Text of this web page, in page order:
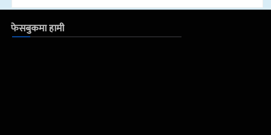
फेसबुकमा हामी